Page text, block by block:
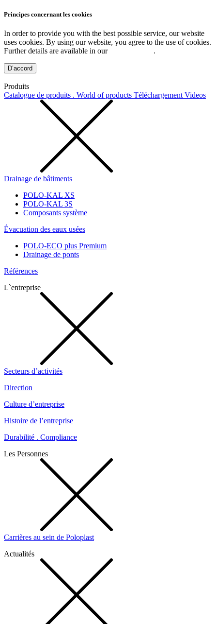
Principes concernant les cookies
In order to provide you with the best possible service, our website
uses cookies. By using our website, you agree to the use of cookies.
Further details are available in our
.
D’accord
Produits
Catalogue de produits . World of products Téléchargement Videos
Drainage de bâtiments
POLO-KAL XS
POLO-KAL 3S
Composants système
Évacuation des eaux usées
POLO-ECO plus Premium
Drainage de ponts
Références
L`entreprise
Secteurs d’activités
Direction
Culture d’entreprise
Histoire de l’entreprise
Durabilité . Compliance
Les Personnes
Carrières au sein de Poloplast
Actualités